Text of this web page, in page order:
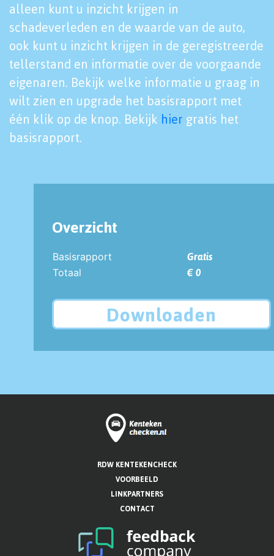
alleen kunt u inzicht krijgen in
schadeverleden en de waarde van de auto,
ook kunt u inzicht krijgen in de geregistreerde
tellerstand en informatie over de voorgaande
eigenaren. Bekijk welke informatie u graag in
wilt zien en upgrade het basisrapport met
één klik op de knop. Bekijk hier gratis het
basisrapport.
Overzicht
Basisrapport
Gratis
Totaal
€ 0
Downloaden
RDW KENTEKENCHECK
VOORBEELD
LINKPARTNERS
CONTACT